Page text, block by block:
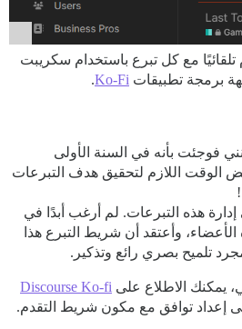
مع كل تبرع باستخدام سكريبت
برمجة تطبيقات Ko-Fi
.
فوجئت بأنه في السنة الأولى
الوقت اللازم لتحقيق هدف التبرعات
هذه التبرعات. لم أرغب أبدًا في
وأعتقد أن شريط التبرع هذا
تلميح بصري رائع وتذكير.
يمكنك الاطلاع على Discourse Ko-fi
إعداد توافق مع مكون شريط التقدم.